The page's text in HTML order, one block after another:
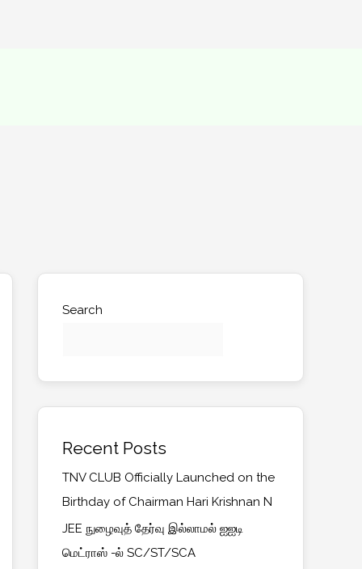
Search
Recent Posts
TNV CLUB Officially Launched on the
Birthday of Chairman Hari Krishnan N
JEE நுழைவுத் தேர்வு இல்லாமல் ஐஐடி
மெட்ராஸ் -ல் SC/ST/SCA